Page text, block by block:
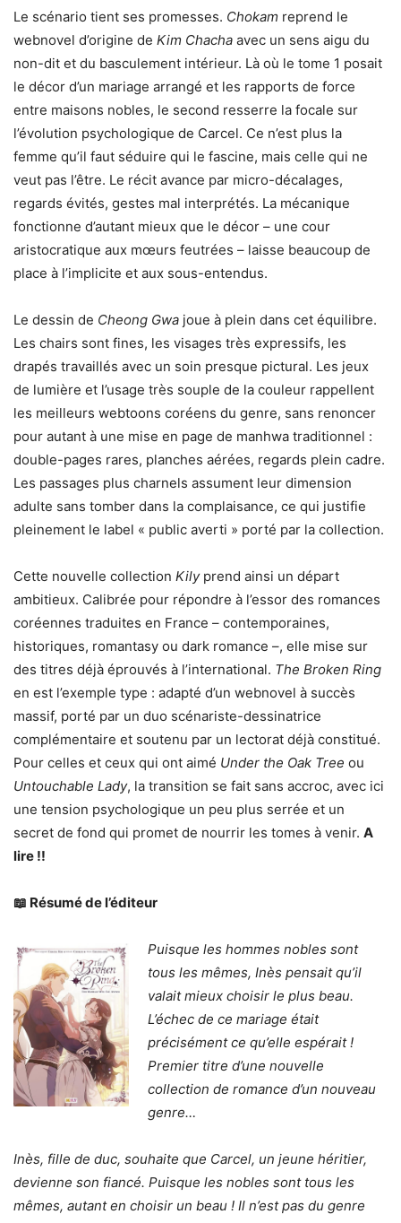
Le scénario tient ses promesses. Chokam reprend le
webnovel d’origine de Kim Chacha avec un sens aigu du
non-dit et du basculement intérieur. Là où le tome 1 posait
le décor d’un mariage arrangé et les rapports de force
entre maisons nobles, le second resserre la focale sur
l’évolution psychologique de Carcel. Ce n’est plus la
femme qu’il faut séduire qui le fascine, mais celle qui ne
veut pas l’être. Le récit avance par micro-décalages,
regards évités, gestes mal interprétés. La mécanique
fonctionne d’autant mieux que le décor – une cour
aristocratique aux mœurs feutrées – laisse beaucoup de
place à l’implicite et aux sous-entendus.
Le dessin de Cheong Gwa joue à plein dans cet équilibre.
Les chairs sont fines, les visages très expressifs, les
drapés travaillés avec un soin presque pictural. Les jeux
de lumière et l’usage très souple de la couleur rappellent
les meilleurs webtoons coréens du genre, sans renoncer
pour autant à une mise en page de manhwa traditionnel :
double-pages rares, planches aérées, regards plein cadre.
Les passages plus charnels assument leur dimension
adulte sans tomber dans la complaisance, ce qui justifie
pleinement le label « public averti » porté par la collection.
Cette nouvelle collection Kilyprend ainsi un départ
ambitieux. Calibrée pour répondre à l’essor des romances
coréennes traduites en France – contemporaines,
historiques, romantasy ou dark romance –, elle mise sur
des titres déjà éprouvés à l’international. The Broken Ring
en est l’exemple type : adapté d’un webnovel à succès
massif, porté par un duo scénariste-dessinatrice
complémentaire et soutenu par un lectorat déjà constitué.
Pour celles et ceux qui ont aimé Under the Oak Tree ou
Untouchable Lady, la transition se fait sans accroc, avec ici
une tension psychologique un peu plus serrée et un
secret de fond qui promet de nourrir les tomes à venir. A
lire !!
📖 Résumé de l’éditeur
Puisque les hommes nobles sont
tous les mêmes, Inès pensait qu’il
valait mieux choisir le plus beau.
L’échec de ce mariage était
précisément ce qu’elle espérait !
Premier titre d’une nouvelle
collection de romance d’un nouveau
genre…
Inès, fille de duc, souhaite que Carcel, un jeune héritier,
devienne son fiancé. Puisque les nobles sont tous les
mêmes, autant en choisir un beau ! Il n’est pas du genre